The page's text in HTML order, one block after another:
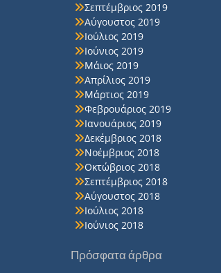
Σεπτέμβριος 2019
Αύγουστος 2019
Ιούλιος 2019
Ιούνιος 2019
Μάιος 2019
Απρίλιος 2019
Μάρτιος 2019
Φεβρουάριος 2019
Ιανουάριος 2019
Δεκέμβριος 2018
Νοέμβριος 2018
Οκτώβριος 2018
Σεπτέμβριος 2018
Αύγουστος 2018
Ιούλιος 2018
Ιούνιος 2018
Πρόσφατα άρθρα